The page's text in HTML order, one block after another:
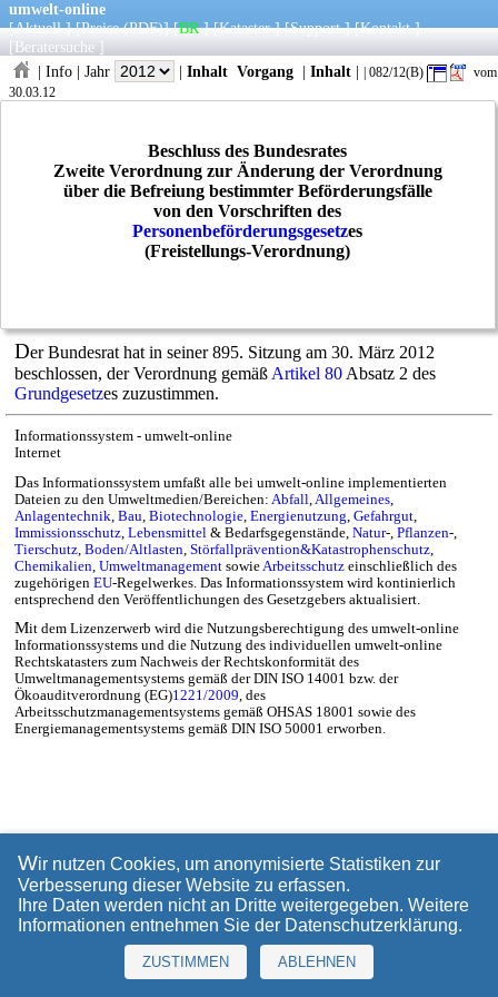
umwelt-online
[Aktuell] [Preise (PDF)] [BR] [Kataster] [Support] [Kontakt]
[ Beratersuche ]
| Info | Jahr | Inhalt Vorgang | Inhalt | | 082/12(B)
vom
30.03.12
Beschluss des Bundesrates
Zweite Verordnung zur Änderung der Verordnung
über die Befreiung bestimmter Beförderungsfälle
von den Vorschriften des
Personenbeförderungsgesetzes
(Freistellungs-Verordnung)
Der Bundesrat hat in seiner 895. Sitzung am 30. März 2012
beschlossen, der Verordnung gemäß Artikel 80 Absatz 2 des
Grundgesetzes zuzustimmen.
Informationssystem - umwelt-online
Internet
Das Informationssystem umfaßt alle bei umwelt-online implementierten
Dateien zu den Umweltmedien/Bereichen: Abfall Allgemeines,
Anlagentechnik Bau Biotechnologie, Energienutzung Gefahrgut,
Immissionsschutz, Lebensmittel & Bedarfsgegenstände, Natur-, Pflanzen-,
Tierschutz, Boden/Altlasten Störfallprävention&Katastrophenschutz,
Chemikalien Umweltmanagementsowie Arbeitsschutzeinschließlich des
zugehörigen EU-Regelwerkes. Das Informationssystem wird kontinierlich
entsprechend den Veröffentlichungen des Gesetzgebers aktualisiert.
Mit dem Lizenzerwerb wird die Nutzungsberechtigung des umwelt-online
Informationssystems und die Nutzung des individuellen umwelt-online
Rechtskatasters zum Nachweis der Rechtskonformität des
Umweltmanagementsystems gemäß der DIN ISO 14001 bzw. der
Ökoauditverordnung (EG)1221/2009, des
Arbeitsschutzmanagementsystems gemäß OHSAS 18001 sowie des
Energiemanagementsystems gemäß DIN ISO 50001 erworben.
Wir nutzen Cookies, um anonymisierte Statistiken zur
Verbesserung dieser Website zu erfassen.
Ihre Daten werden nicht an Dritte weitergegeben. Weitere
Informationen entnehmen Sie der Datenschutzerklärung.
ZUSTIMMEN ABLEHNEN